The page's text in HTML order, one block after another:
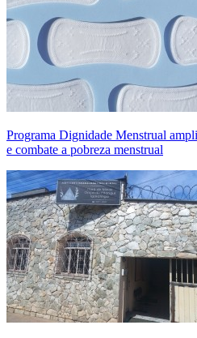
Programa Dignidade Menstrual
e combate a pobreza menstrual